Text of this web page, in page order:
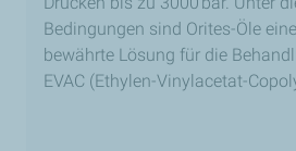
Bedingungen sind Orites-Öle
bewährte Lösung für die
EVAC (Ethylen-Vinylacetat-